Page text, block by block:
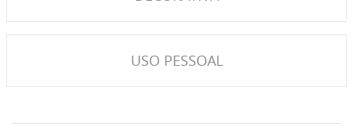
USO PESSOAL